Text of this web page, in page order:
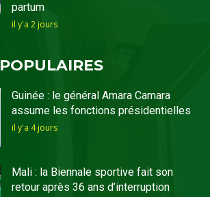
partum
il y'a 2 jours
Guinée : le général Amara Camara
assume les fonctions présidentielles
il y'a 4 jours
Mali : la Biennale sportive fait son
retour après 36 ans d’interruption